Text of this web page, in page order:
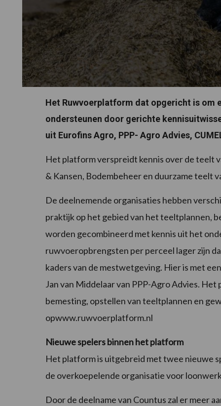
Het Ruwvoerplatform dat opgericht is om
ondersteunen door gerichte
uit Eurofins Agro, PPP- Agro Advies,
Het platform verspreidt kennis over de teelt
& Kansen, Bodembeheer en duurzame teelt
De deelnemende organisaties hebben
praktijk op het gebied van het teeltplannen,
worden gecombineerd met kennis uit het
ruwvoeropbrengsten per perceel lager zijn
kaders van de mestwetgeving. Hier is met
Jan van Middelaar van PPP-Agro Advies.
bemesting, opstellen van teeltplannen en
opwww.ruwvoerplatform.nl
Nieuwe spelers binnen het platform
Het platform is uitgebreid met twee nieuwe
de overkoepelende organisatie voor
Door de deelname van Countus zal er meer